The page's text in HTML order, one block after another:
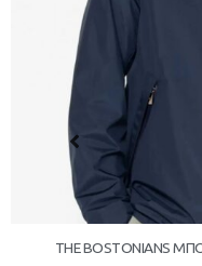
THE BOSTONIANS